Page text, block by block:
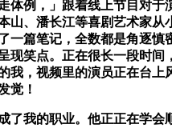
体例，」跟着线上节目对于
山、潘长江等喜剧艺术家从
一篇笔记，全数都是角逐慎
现笑点。正在很长一段时间
我，视频里的演员正在台上
觉！
我的职业。他正正在学会